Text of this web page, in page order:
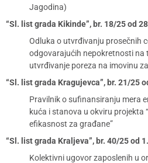
Jagodina)
“Sl. list grada Kikinde”, br. 18/25 od
Odluka o utvrđivanju prosečnih
odgovarajućih nepokretnosti na
utvrđivanje poreza na imovinu
“Sl. list grada Kragujevca”, br. 21/25
Pravilnik o sufinansiranju mera
kuća i stanova u okviru projekta
efikasnost za građane”
“Sl. list grada Kraljeva”, br. 40/25 od
Kolektivni ugovor zaposlenih u